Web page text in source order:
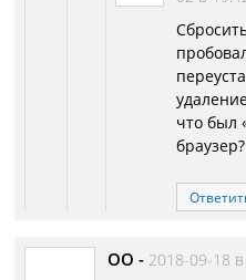
что был
браузер?
OO - 2018-09-18